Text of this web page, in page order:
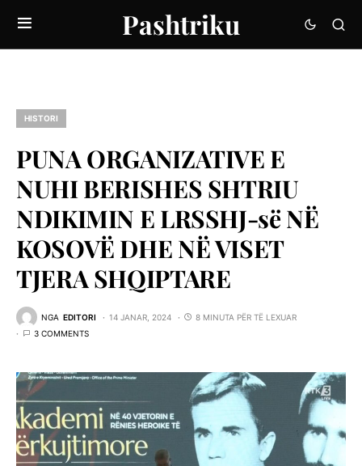
Pashtriku
HISTORI
PUNA ORGANIZATIVE E
NUHI BERISHES SHTRIU
NDIKIMIN E LRSSHJ-së NË
KOSOVË DHE NË VISET
TJERA SHQIPTARE
NGA EDITORI 14 JANAR, 2024
8 MINUTA PËR TË LEXUAR
3 COMMENTS